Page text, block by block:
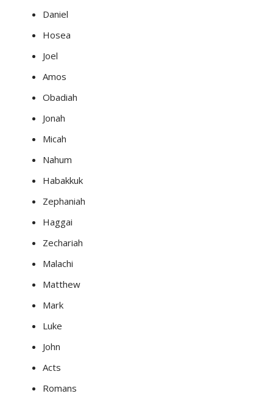
Daniel
Hosea
Joel
Amos
Obadiah
Jonah
Micah
Nahum
Habakkuk
Zephaniah
Haggai
Zechariah
Malachi
Matthew
Mark
Luke
John
Acts
Romans